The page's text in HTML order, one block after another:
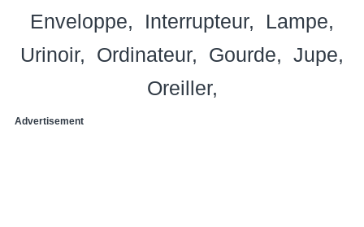
Enveloppe
Interrupteur
Lampe
Urinoir
Ordinateur Gourde
Jupe
Oreiller
Advertisement